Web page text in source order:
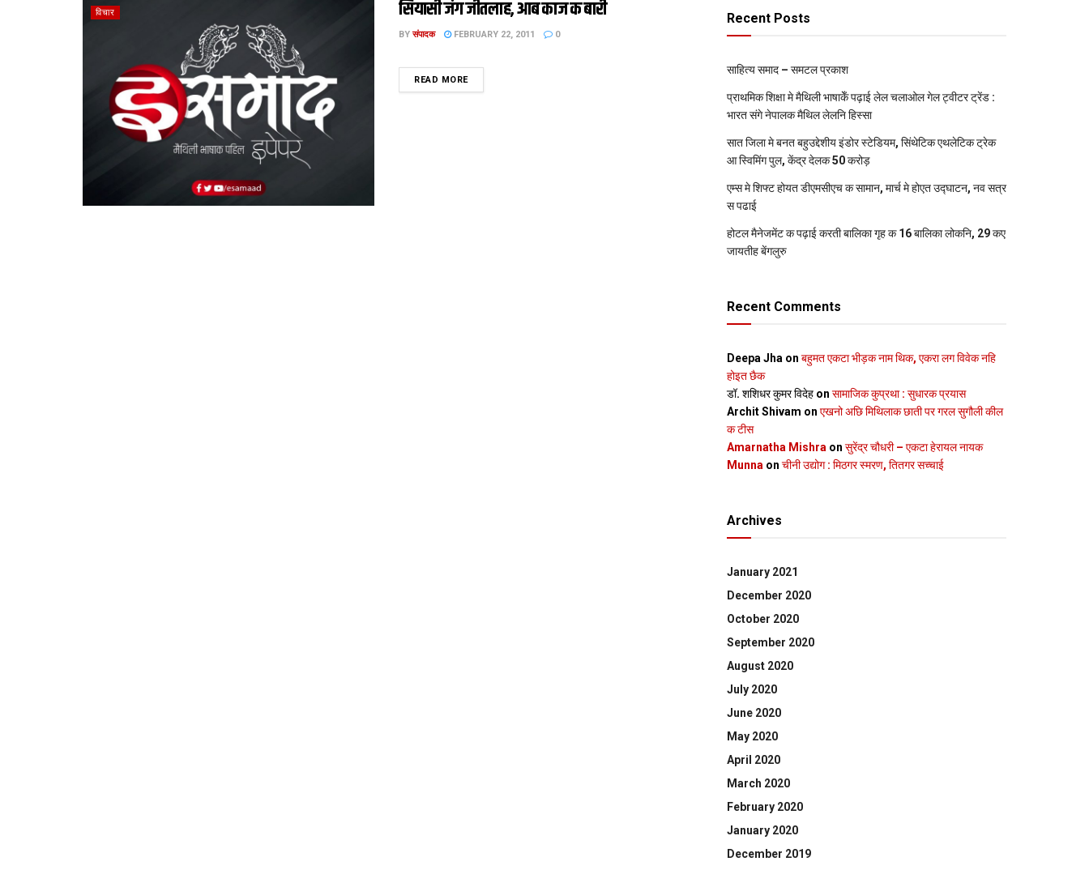
विचार सियासी जंग जीतलाह, आब काज क बारी
BY संपादक FEBRUARY 22, 2011 0
READ MOREDETAILS
Recent Posts
साहित्य समाद – समटल प्रकाश
प्राथमिक शि‍क्षा मे मैथि‍ली भाषाकेँ पढ़ाई लेल चलाओल गेल ट्वीटर ट्रेंड :
भारत संगे नेपालक मैथिल लेलनि हिस्सा
सात जिला मे बनत बहुउद्देशीय इंडोर स्‍टेडि‍यम, सिंथेटिक एथलेटिक ट्रेक
आ स्विमिंग पुल, केंद्र देलक 50 करोड़
एम्स मे शिफ्ट होयत डीएमसीएच क सामान, मार्च मे होएत उद्घाटन, नव सत्र
स पढाई
होटल मैनेजमेंट क पढ़ाई करती बालिका गृह क 16 बालिका लोकनि, 29 कए
जायतीह बेंगलुरु
Recent Comments
Deepa Jha on बहुमत एकटा भीड़क नाम थिक, एकरा लग विवेक नहि
होइत छैक
डॉ. शशिधर कुमर विदेह on सामाजिक कुप्रथा : सुधारक प्रयास
Archit Shivam on एखनो अछि मिथिलाक छाती पर गरल सुगौली कील
क टीस
Amarnatha Mishra on सुरेंद्र चौधरी – एकटा हेरायल नायक
Munna on चीनी उद्योग : मिठगर स्‍मरण, तितगर सच्‍चाई
Archives
January 2021
December 2020
October 2020
September 2020
August 2020
July 2020
June 2020
May 2020
April 2020
March 2020
February 2020
January 2020
December 2019